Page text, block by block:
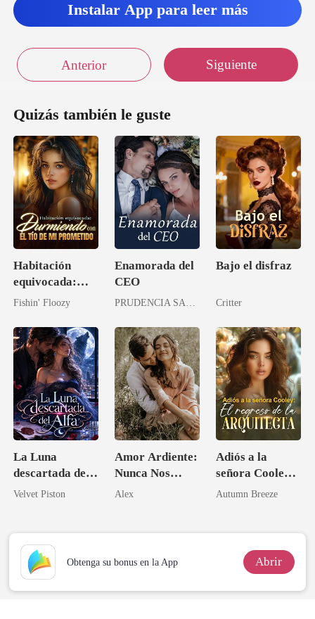
Instalar App para leer más
Anterior Siguiente
Quizás también le guste
Habitación
equivocada:
Durmiendo con
prometido
Fishin' Floozy
Enamorada del
CEO
Bajo el disfraz
Critter
La Luna
descartada del
Alfa
Velvet Piston
Amor Ardiente:
Nunca Nos
Separaremos
Alex
Adiós a la
señora Cooley:
El regreso de la
Autumn Breeze
Obtenga su bonus en la App Abrir